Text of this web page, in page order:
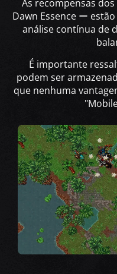
As recompensas dos
Dawn Essence ー
análise contínua de
É importante
podem ser
que nenhuma